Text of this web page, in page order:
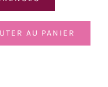
AU PANIER